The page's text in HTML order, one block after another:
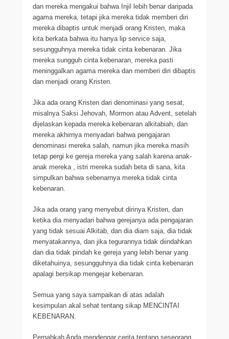
dan mereka mengakui bahwa Injil lebih benar daripada
agama mereka, tetapi jika mereka tidak memberi diri
mereka dibaptis untuk menjadi orang Kristen, maka
kita berkata bahwa itu hanya lip service saja,
sesungguhnya mereka tidak cinta kebenaran. Jika
mereka sungguh cinta kebenaran, mereka pasti
meninggalkan agama mereka dan memberi diri dibaptis
dan menjadi orang Kristen.
Jika ada orang Kristen dari denominasi yang sesat,
misalnya Saksi Jehovah, Mormon atau Advent, setelah
dijelaskan kepada mereka kebenaran alkitabiah, dan
mereka akhirnya menyadari bahwa pengajaran
denominasi mereka salah, namun jika mereka masih
tetap pergi ke gereja mereka yang salah karena anak-
anak mereka , istri mereka sudah beta di sana, kita
simpulkan bahwa sebenarnya mereka tidak cinta
kebenaran.
Jika ada orang yang menyebut dirinya Kristen, dan
ketika dia menyadari bahwa gerejanya ada pengajaran
yang tidak sesuai Alkitab, dan dia diam saja, dia tidak
menyatakannya, dan jika tegurannya tidak diindahkan
dan dia tidak pindah ke gereja yang lebih benar yang
diketahuinya, sesungguhnya dia tidak cinta kebenaran
apalagi bersikap mengejar kebenaran.
Semua yang saya sampaikan di atas adalah
kesimpulan akal sehat tentang sikap MENCINTAI
KEBENARAN.
Pernahkah Anda mendengar cerita tentang seseorang